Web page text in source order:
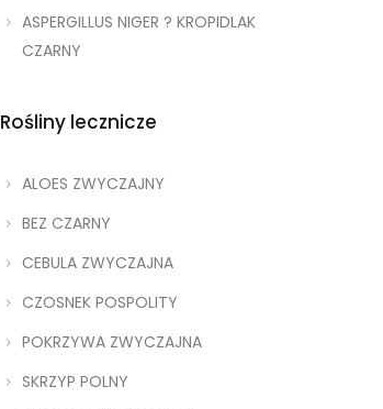
ASPERGILLUS NIGER ? KROPIDLAK
CZARNY
Rośliny lecznicze
ALOES ZWYCZAJNY
BEZ CZARNY
CEBULA ZWYCZAJNA
CZOSNEK POSPOLITY
POKRZYWA ZWYCZAJNA
SKRZYP POLNY